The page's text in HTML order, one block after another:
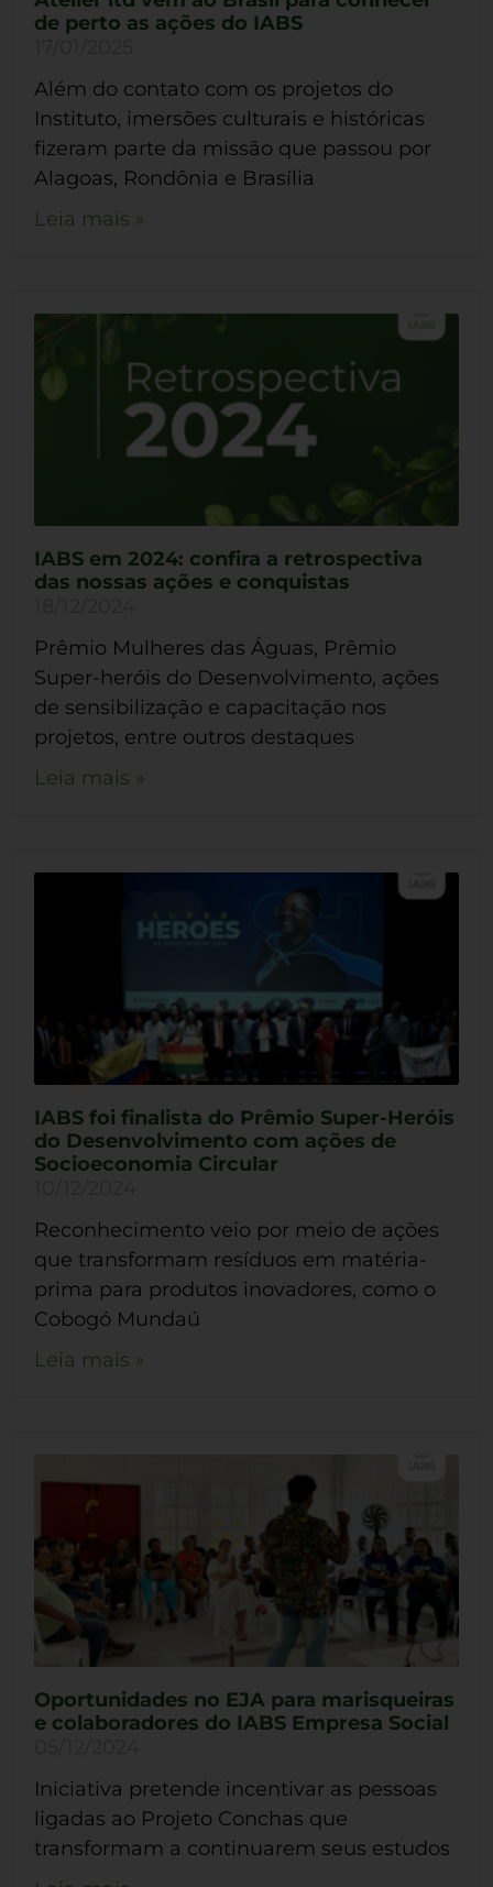
de perto as ações do IABS
Além do contato com os projetos do
Instituto, imersões culturais e históricas
fizeram parte da missão que passou por
Alagoas, Rondônia e Brasília
Leia mais »
IABS em 2024: confira a retrospectiva
das nossas ações e conquistas
Prêmio Mulheres das Águas, Prêmio
Super-heróis do Desenvolvimento, ações
de sensibilização e capacitação nos
projetos, entre outros destaques
Leia mais »
IABS foi finalista do Prêmio Super-Heróis
do Desenvolvimento com ações de
Socioeconomia Circular
Reconhecimento veio por meio de ações
que transformam resíduos em matéria-
prima para produtos inovadores, como o
Cobogó Mundaú
Leia mais »
Oportunidades no EJA para marisqueiras
e colaboradores do IABS Empresa Social
Iniciativa pretende incentivar as pessoas
ligadas ao Projeto Conchas que
transformam a continuarem seus estudos